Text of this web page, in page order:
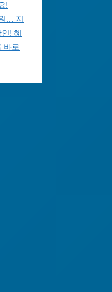
!
… 지
! 혜
바로